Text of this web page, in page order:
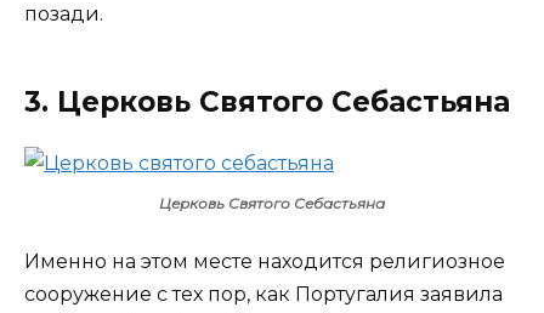
позади.
3. Церковь Святого Себастьяна
Церковь Святого Себастьяна
Именно на этом месте находится религиозное
сооружение с тех пор, как Португалия заявила